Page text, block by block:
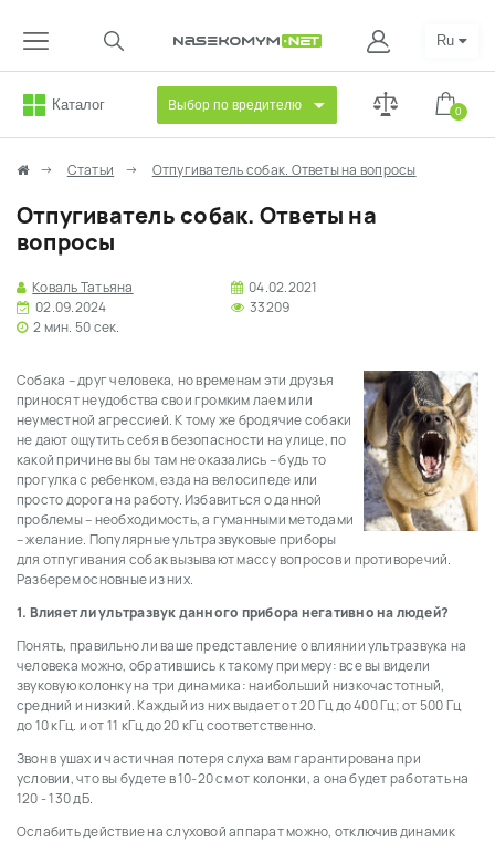
Каталог Выбор по вредителю 0
Ru
Статьи Отпугиватель собак. Ответы на вопросы
Отпугиватель собак. Ответы на
вопросы
Коваль Татьяна
04.02.2021
02.09.2024
33209
2 мин. 50 сек.
Собака – друг человека, но временам эти друзья
приносят неудобства свои громким лаем или
неуместной агрессией. К тому же бродячие собаки
не дают ощутить себя в безопасности на улице, по
какой причине вы бы там не оказались – будь то
прогулка с ребенком, езда на велосипеде или
просто дорога на работу. Избавиться о данной
проблемы – необходимость, а гуманными методами
– желание. Популярные ультразвуковые приборы
для отпугивания собак вызывают массу вопросов и противоречий.
Разберем основные из них.
1. Влияет ли ультразвук данного прибора негативно на людей?
Понять, правильно ли ваше представление о влиянии ультразвука на
человека можно, обратившись к такому примеру: все вы видели
звуковую колонку на три динамика: наибольший низкочастотный,
средний и низкий. Каждый из них выдает от 20 Гц до 400 Гц; от 500 Гц
до 10 кГц. и от 11 кГц до 20 кГц соответственно.
Звон в ушах и частичная потеря слуха вам гарантирована при
условии, что вы будете в 10-20 см от колонки, а она будет работать на
120 - 130 дБ.
Ослабить действие на слуховой аппарат можно, отключив динамик